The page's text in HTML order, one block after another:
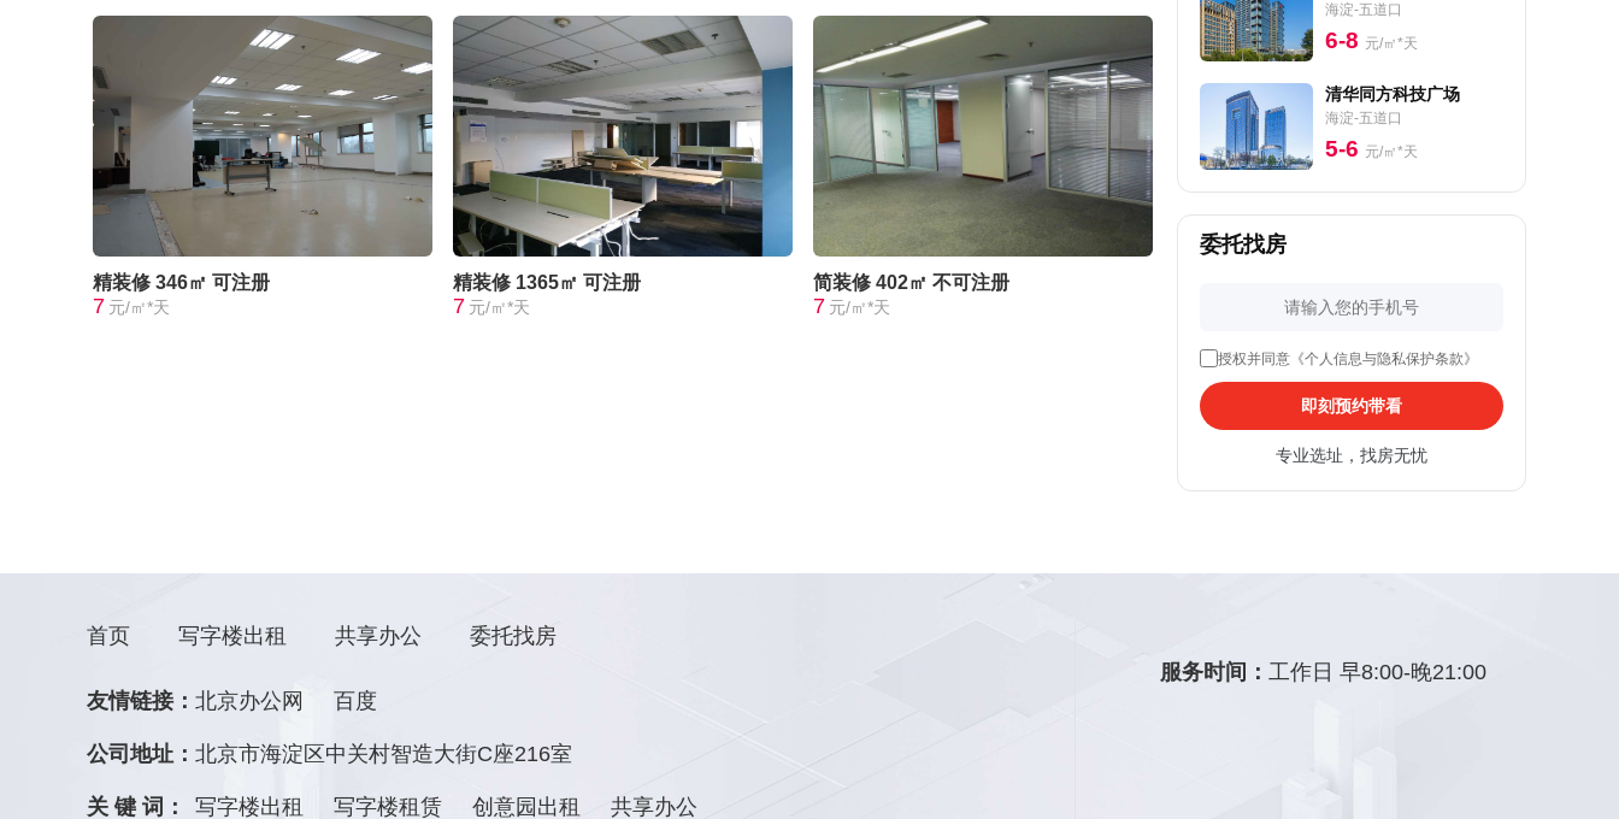
精装修 346㎡ 可注册
7 元/㎡*天
精装修 1365㎡ 可注册
7 元/㎡*天
简装修 402㎡ 不可注册
7 元/㎡*天
海淀-五道口
6-8 元/㎡*天
清华同方科技广场
海淀-五道口
5-6 元/㎡*天
委托找房
授权并同意《个人信息与隐私保护条款》
即刻预约带看
专业选址，找房无忧
首页 写字楼出租 共享办公 委托找房
友情链接： 北京办公网 百度
公司地址： 北京市海淀区中关村智造大街C座216室
关 键 词： 写字楼出租 写字楼租赁 创意园出租 共享办公
服务时间：工作日 早8:00-晚21:00